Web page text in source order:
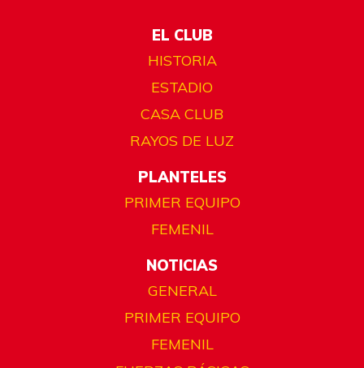
EL CLUB
HISTORIA
ESTADIO
CASA CLUB
RAYOS DE LUZ
PLANTELES
PRIMER EQUIPO
FEMENIL
NOTICIAS
GENERAL
PRIMER EQUIPO
FEMENIL